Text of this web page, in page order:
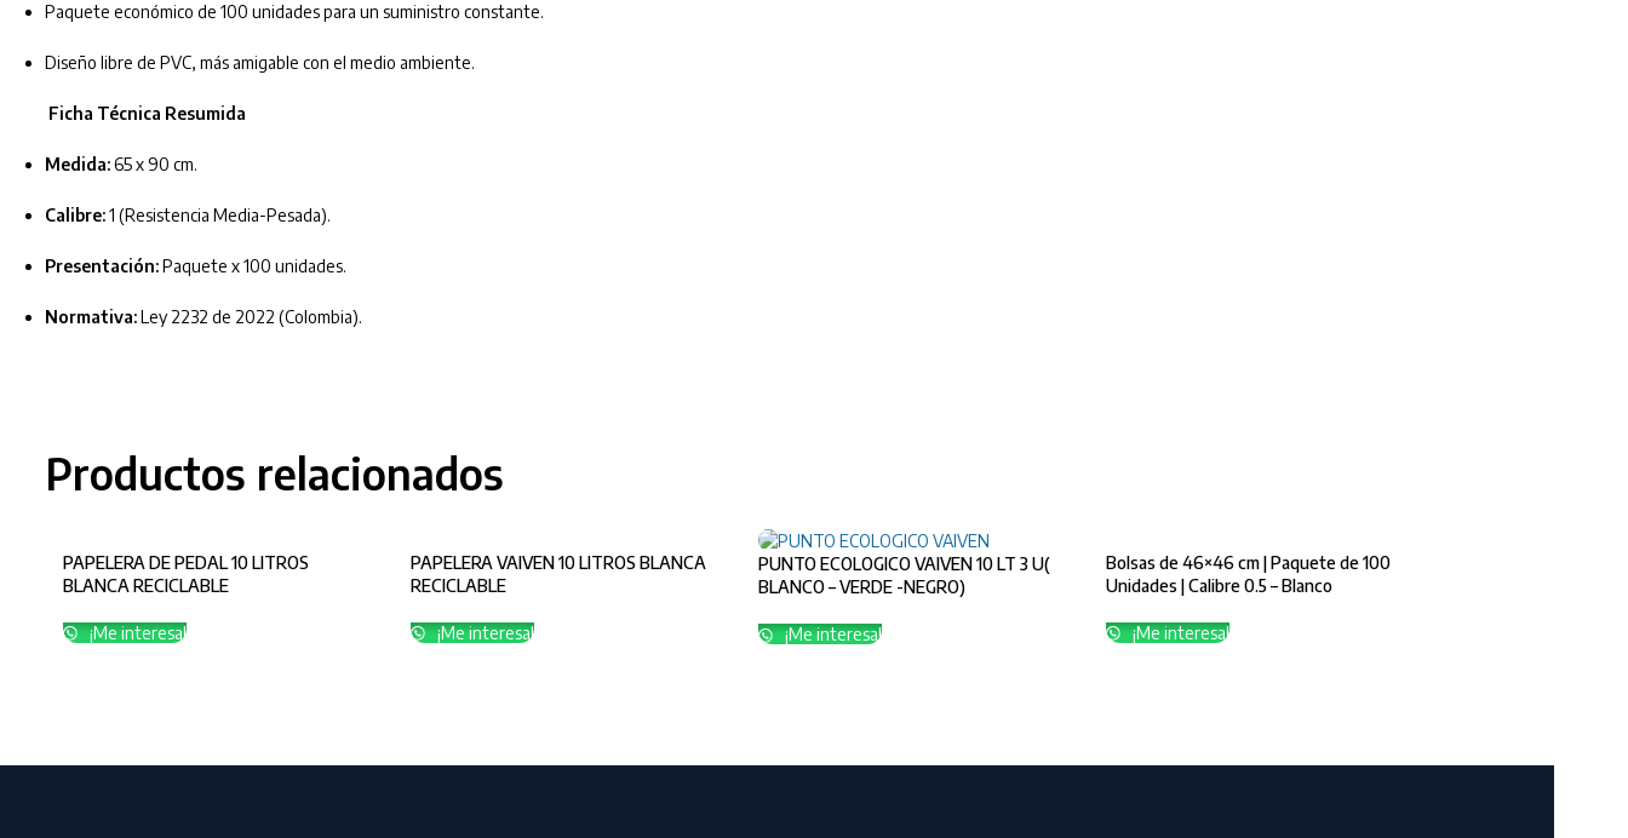
Paquete económico de 100 unidades para un suministro constante.
Diseño libre de PVC, más amigable con el medio ambiente.
Ficha Técnica Resumida
Medida:65 x 90 cm.
Calibre:1 (Resistencia Media-Pesada).
Presentación:Paquete x 100 unidades.
Normativa:Ley 2232 de 2022 (Colombia).
Productos relacionados
PAPELERA DE PEDAL 10 LITROS
BLANCA RECICLABLE
¡Me interesa!
PAPELERA VAIVEN 10 LITROS BLANCA
RECICLABLE
¡Me interesa!
PUNTO ECOLOGICO VAIVEN 10 LT 3 U(
BLANCO – VERDE -NEGRO)
¡Me interesa!
Bolsas de 46×46 cm | Paquete de 100
Unidades | Calibre 0.5 – Blanco
¡Me interesa!